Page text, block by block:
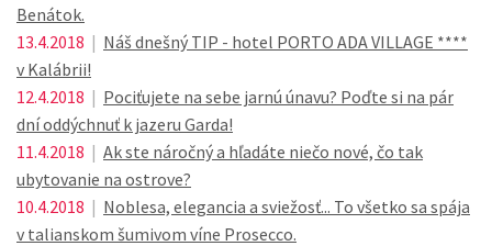
Benátok.
13.4.2018 | Náš dnešný TIP - hotel PORTO ADA VILLAGE ****
v Kalábrii!
12.4.2018 | Pociťujete na sebe jarnú únavu? Poďte si na pár
dní oddýchnuť k jazeru Garda!
11.4.2018 | Ak ste náročný a hľadáte niečo nové, čo tak
ubytovanie na ostrove?
10.4.2018 | Noblesa, elegancia a sviežosť... To všetko sa spája
v talianskom šumivom víne Prosecco.